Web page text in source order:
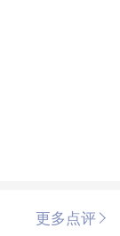
更多点评